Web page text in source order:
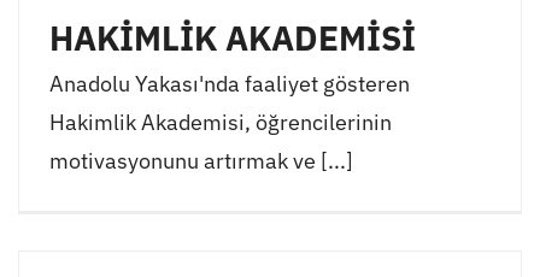
HAKİMLİK AKADEMİSİ
Anadolu Yakası'nda faaliyet gösteren
Hakimlik Akademisi, öğrencilerinin
motivasyonunu artırmak ve [...]